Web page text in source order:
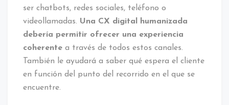
ser chatbots, redes sociales, teléfono o
videollamadas. Una CX digital humanizada
debería permitir ofrecer una experiencia
coherente a través de todos estos canales.
También le ayudará a saber qué espera el cliente
en función del punto del recorrido en el que se
encuentre.